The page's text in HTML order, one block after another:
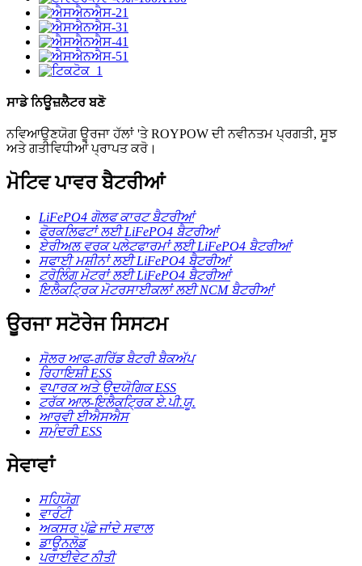
ਸਾਡੇ ਨਿਊਜ਼ਲੈਟਰ ਬਣੋ
ਨਵਿਆਉਣਯੋਗ ਊਰਜਾ ਹੱਲਾਂ 'ਤੇ ROYPOW ਦੀ ਨਵੀਨਤਮ ਪ੍ਰਗਤੀ, ਸੂਝ
ਅਤੇ ਗਤੀਵਿਧੀਆਂ ਪ੍ਰਾਪਤ ਕਰੋ।
ਮੋਟਿਵ ਪਾਵਰ ਬੈਟਰੀਆਂ
LiFePO4 ਗੋਲਫ ਕਾਰਟ ਬੈਟਰੀਆਂ
ਫੋਰਕਲਿਫਟਾਂ ਲਈ LiFePO4 ਬੈਟਰੀਆਂ
ਏਰੀਅਲ ਵਰਕ ਪਲੇਟਫਾਰਮਾਂ ਲਈ LiFePO4 ਬੈਟਰੀਆਂ
ਸਫਾਈ ਮਸ਼ੀਨਾਂ ਲਈ LiFePO4 ਬੈਟਰੀਆਂ
ਟਰੋਲਿੰਗ ਮੋਟਰਾਂ ਲਈ LiFePO4 ਬੈਟਰੀਆਂ
ਇਲੈਕਟ੍ਰਿਕ ਮੋਟਰਸਾਈਕਲਾਂ ਲਈ NCM ਬੈਟਰੀਆਂ
ਊਰਜਾ ਸਟੋਰੇਜ ਸਿਸਟਮ
ਸੋਲਰ ਆਫ-ਗਰਿੱਡ ਬੈਟਰੀ ਬੈਕਅੱਪ
ਰਿਹਾਇਸ਼ੀ ESS
ਵਪਾਰਕ ਅਤੇ ਉਦਯੋਗਿਕ ESS
ਟਰੱਕ ਆਲ-ਇਲੈਕਟ੍ਰਿਕ ਏ.ਪੀ.ਯੂ.
ਆਰਵੀ ਈਐਸਐਸ
ਸਮੁੰਦਰੀ ESS
ਸੇਵਾਵਾਂ
ਸਹਿਯੋਗ
ਵਾਰੰਟੀ
ਅਕਸਰ ਪੁੱਛੇ ਜਾਂਦੇ ਸਵਾਲ
ਡਾਊਨਲੋਡ
ਪਰਾਈਵੇਟ ਨੀਤੀ